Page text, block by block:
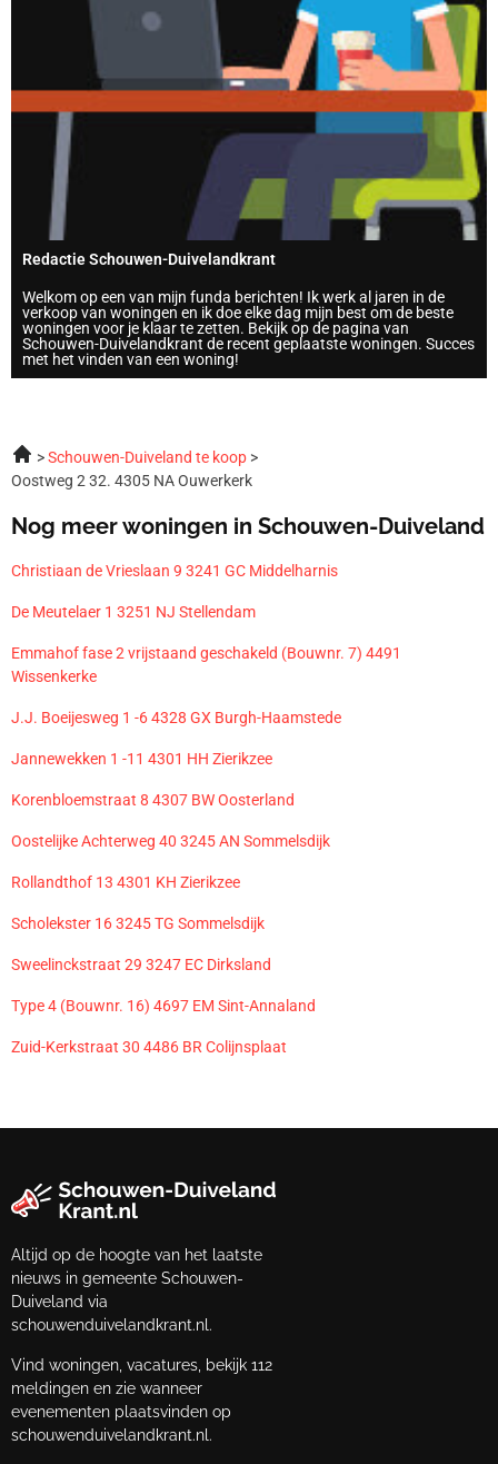
Redactie Schouwen-Duivelandkrant
Welkom op een van mijn funda berichten! Ik werk al jaren in de
verkoop van woningen en ik doe elke dag mijn best om de beste
woningen voor je klaar te zetten. Bekijk op de pagina van
Schouwen-Duivelandkrant de recent geplaatste woningen. Succes
met het vinden van een woning!
Schouwen-Duiveland te koop
Oostweg 2 32. 4305 NA Ouwerkerk
Nog meer woningen in Schouwen-Duiveland
Christiaan de Vrieslaan 9 3241 GC Middelharnis
De Meutelaer 1 3251 NJ Stellendam
Emmahof fase 2 vrijstaand geschakeld (Bouwnr. 7) 4491
Wissenkerke
J.J. Boeijesweg 1 -6 4328 GX Burgh-Haamstede
Jannewekken 1 -11 4301 HH Zierikzee
Korenbloemstraat 8 4307 BW Oosterland
Oostelijke Achterweg 40 3245 AN Sommelsdijk
Rollandthof 13 4301 KH Zierikzee
Scholekster 16 3245 TG Sommelsdijk
Sweelinckstraat 29 3247 EC Dirksland
Type 4 (Bouwnr. 16) 4697 EM Sint-Annaland
Zuid-Kerkstraat 30 4486 BR Colijnsplaat
Altijd op de hoogte van het laatste
nieuws in gemeente Schouwen-
Duiveland via
schouwenduivelandkrant.nl.
Vind woningen, vacatures, bekijk 112
meldingen en zie wanneer
evenementen plaatsvinden op
schouwenduivelandkrant.nl.